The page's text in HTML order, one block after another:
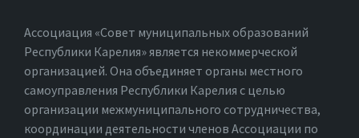
Ассоциация «Совет муниципальных образований
Республики Карелия» является некоммерческой
организацией. Она объединяет органы местного
самоуправления Республики Карелия с целью
организации межмуниципального сотрудничества,
координации деятельности членов Ассоциации по